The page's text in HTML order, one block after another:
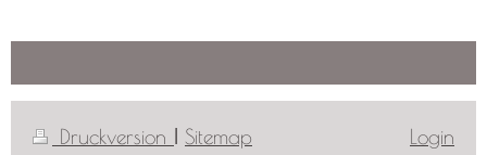
Druckversion
Sitemap
Login